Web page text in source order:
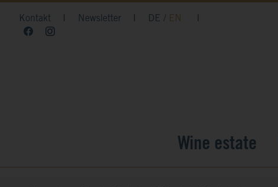
Kontakt Newsletter DE EN
Wine estate